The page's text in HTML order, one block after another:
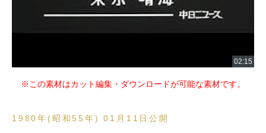
※この素材はカット編集・ダウンロードが可能な素材です。
1980年(昭和55年) 01月11日公開